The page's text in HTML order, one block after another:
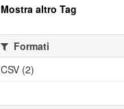
Mostra altro Tag
Formati
CSV (2)